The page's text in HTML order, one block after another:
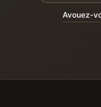
Avouez-